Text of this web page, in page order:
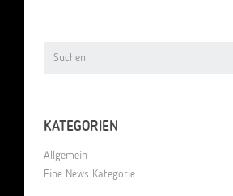
KATEGORIEN
Allgemein
Eine News Kategorie